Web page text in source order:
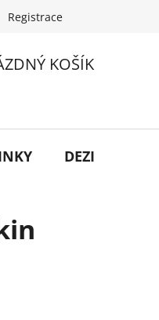
Registrace
KOŠÍK
DEZINFEKCE